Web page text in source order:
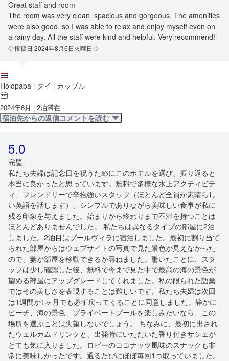
Great staff and room
The room was very clean, spacious and gorgeous. The amenities
were also good, so I was able to relax and enjoy myself even on
a rainy day. All the staff were kind and helpful. Very recommend!
◇投稿日 2024年8月6日火曜日◇
Holopapa | タイ | カップル
2024年6月 | 2泊滞在
宿泊先からの返信コメントを読む
5.0
完璧
私たち夫婦は記念日を祝うためにこのホテルを選び、振り返ると
本当に良かったと思っています。無料で多様な水上アクティビテ
ィ、フレンドリーで辛抱強いスタッフ（ほとんど全員が素晴らし
い英語を話します）、シンプルでありながら美味しい食事が私に
残る印象を与えました。始まりから終わりまで不満を持つことは
ほとんどありませんでした。 私たちは異なるタイプの部屋に2泊
しました。2泊目はプールヴィラに宿泊しました。最初に割り当て
られた部屋からはウェブサイトの写真で見た景色が見えなかった
ので、妻が部屋を移動できるか尋ねました。驚いたことに、スタ
ッフは少し確認した後、無料で今まで見た中で最高の海の景色が
望める部屋にアップグレードしてくれました。私の限られた語彙
ではその美しさを表現することは難しいです。私たち夫婦は次回
は1週間か1ヶ月でも必ず戻ってくることに同意しました。静かに
ビーチ、海の景色、プライベートプールを楽しみたいなら、この
場所を選ぶことは失望しないでしょう。 ちなみに、最初に出され
たウェルカムドリンクと、出発時にいただいた香り付きサシェが
とても気に入りました。ロビーのココナッツ風味のスナックも非
常に美味しかったです。通るたびにほぼ毎回1つ取っていました。